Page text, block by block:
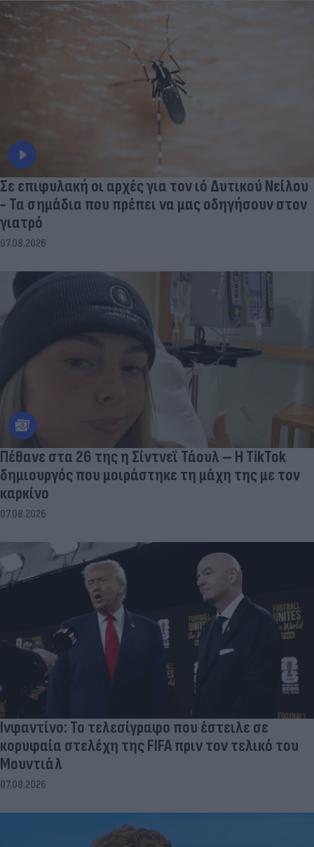
Σε επιφυλακή οι αρχές για τον ιό Δυτικού Νείλου
- Τα σημάδια που πρέπει να μας οδηγήσουν στον
γιατρό
07.08.2026
Πέθανε στα 26 της η Σίντνεϊ Τάουλ – Η TikTok
δημιουργός που μοιράστηκε τη μάχη της με τον
καρκίνο
07.08.2026
Ινφαντίνο: Το τελεσίγραφο που έστειλε σε
κορυφαία στελέχη της FIFA πριν τον τελικό του
Μουντιάλ
07.08.2026